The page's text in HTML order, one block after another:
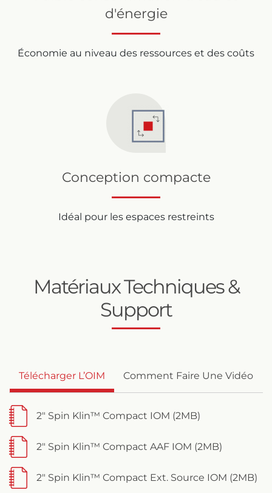
d'énergie
Économie au niveau des ressources et des coûts
Conception compacte
Idéal pour les espaces restreints
Matériaux Techniques &
Support
Télécharger L’OIM Comment Faire Une Vidéo
2" Spin Klin™ Compact IOM (2MB)
2" Spin Klin™ Compact AAF IOM (2MB)
2" Spin Klin™ Compact Ext. Source IOM (2MB)